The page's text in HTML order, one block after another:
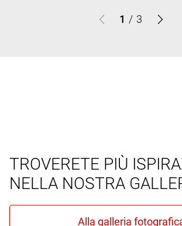
1 / 3
TROVERETE PIÙ
NELLA NOSTRA